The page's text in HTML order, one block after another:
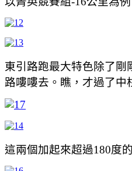
東引路跑最大特色除了剛
路嘍嘍去。瞧，才過了中
這兩個加起來超過180度